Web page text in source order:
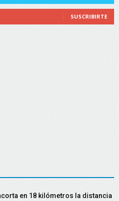
SUSCRIBIRTE
en 18 kilómetros la distancia